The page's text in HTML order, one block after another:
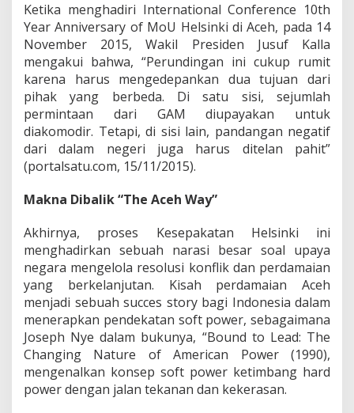
Ketika menghadiri International Conference 10th
Year Anniversary of MoU Helsinki di Aceh, pada 14
November 2015, Wakil Presiden Jusuf Kalla
mengakui bahwa, “Perundingan ini cukup rumit
karena harus mengedepankan dua tujuan dari
pihak yang berbeda. Di satu sisi, sejumlah
permintaan dari GAM diupayakan untuk
diakomodir. Tetapi, di sisi lain, pandangan negatif
dari dalam negeri juga harus ditelan pahit”
(portalsatu.com, 15/11/2015).
Makna Dibalik “The Aceh Way”
Akhirnya, proses Kesepakatan Helsinki ini
menghadirkan sebuah narasi besar soal upaya
negara mengelola resolusi konflik dan perdamaian
yang berkelanjutan. Kisah perdamaian Aceh
menjadi sebuah succes story bagi Indonesia dalam
menerapkan pendekatan soft power, sebagaimana
Joseph Nye dalam bukunya, “Bound to Lead: The
Changing Nature of American Power (1990),
mengenalkan konsep soft power ketimbang hard
power dengan jalan tekanan dan kekerasan.